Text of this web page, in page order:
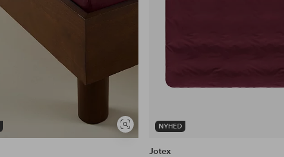
Se
lignende
NYHED
Jotex